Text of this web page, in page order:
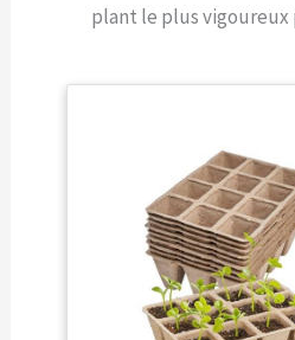
plant le plus